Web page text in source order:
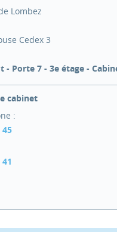
Lombez
Cedex 3
- Porte 7 - 3e étage -
cabinet
:
45